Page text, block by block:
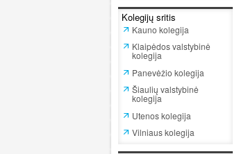
Kolegijų sritis
Kauno kolegija
Klaipėdos valstybinė
kolegija
Panevėžio kolegija
Šiaulių valstybinė
kolegija
Utenos kolegija
Vilniaus kolegija